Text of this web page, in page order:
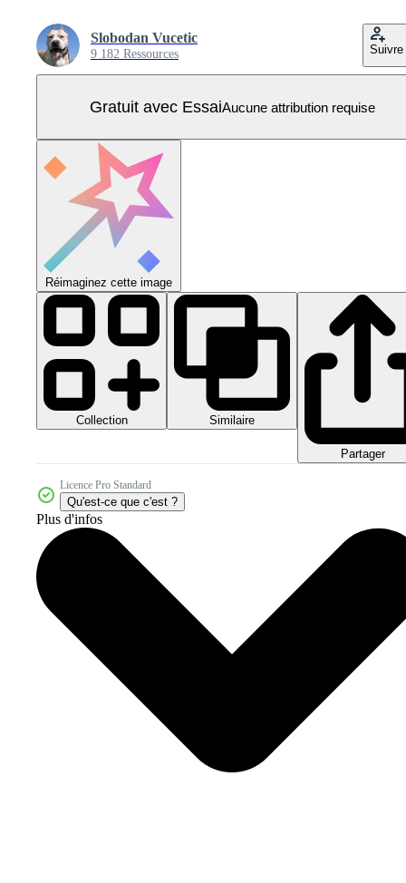
Slobodan Vucetic
9 182 Ressources Suivre
Gratuit avec EssaiAucune attribution requise
Réimaginez cette image
Collection Similaire
Partager
Licence Pro Standard
Qu'est-ce que c'est ?
Plus d'infos